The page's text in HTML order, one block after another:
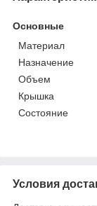
Основные
Материал
Назначение
Объем
Крышка
Состояние
Условия